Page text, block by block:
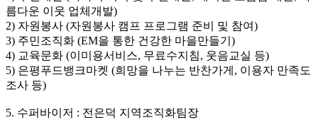
름다운 이웃 업체개발)
2) 자원봉사 (자원봉사 캠프 프로그램 준비 및 참여)
3) 주민조직화 (EM을 통한 건강한 마을만들기)
4) 교육문화 (이미용서비스, 무료수지침, 웃음교실 등)
5) 은평푸드뱅크마켓 (희망을 나누는 반찬가게, 이용자 만족도
조사 등)
5. 수퍼바이저 : 전은덕 지역조직화팀장